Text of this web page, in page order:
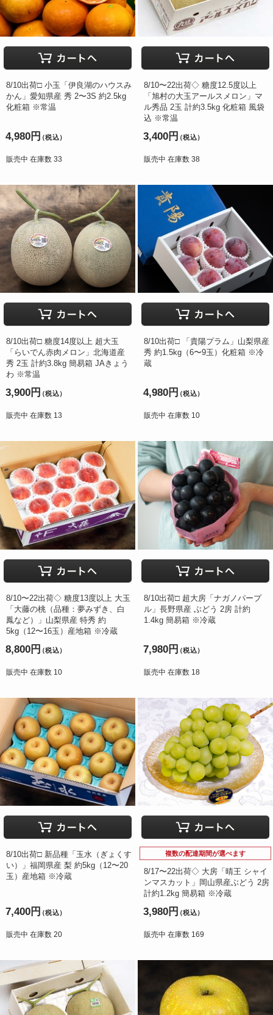
8/10出荷□ 小玉「伊良湖のハウスみ
かん」愛知県産 秀 2〜3S 約2.5kg
化粧箱 ※常温
4,980円（税込）
販売中 在庫数 33
8/10〜22出荷◇ 糖度12.5度以上
「旭村の大玉アールスメロン」マ
ル秀品 2玉 計約3.5kg 化粧箱 風袋
込 ※常温
3,400円（税込）
販売中 在庫数 38
8/10出荷□ 糖度14度以上 超大玉
「らいでん赤肉メロン」北海道産
秀 2玉 計約3.8kg 簡易箱 JAきょう
わ ※常温
3,900円（税込）
販売中 在庫数 13
8/10出荷□ 「貴陽プラム」山梨県産
秀 約1.5kg（6〜9玉）化粧箱 ※冷
蔵
4,980円（税込）
販売中 在庫数 10
8/10〜22出荷◇ 糖度13度以上 大玉
「大藤の桃（品種：夢みずき、白
鳳など）」山梨県産 特秀 約
5kg（12〜16玉）産地箱 ※冷蔵
8,800円（税込）
販売中 在庫数 10
8/10出荷□ 超大房「ナガノパープ
ル」長野県産 ぶどう 2房 計約
1.4kg 簡易箱 ※冷蔵
7,980円（税込）
販売中 在庫数 18
8/10出荷□ 新品種「玉水（ぎょくす
い）」福岡県産 梨 約5kg（12〜20
玉）産地箱 ※冷蔵
7,400円（税込）
販売中 在庫数 20
複数の配達期間が選べます
8/17〜22出荷◇ 大房「晴王 シャイ
ンマスカット」岡山県産ぶどう 2房
計約1.2kg 簡易箱 ※冷蔵
3,980円（税込）
販売中 在庫数 169